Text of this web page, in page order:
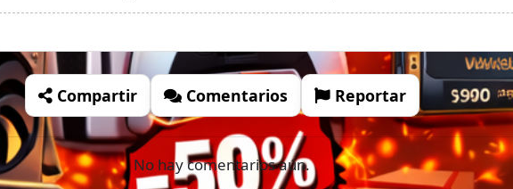
Compartir Comentarios Reportar
No hay comentarios aún.